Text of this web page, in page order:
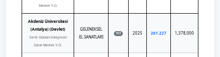
Meslek Y.O.
Akdeniz Üniversitesi
(Antalya) (Devlet)
Serik Gülsün-Süleyman
Süral Meslek Y.O.
GELENEKSEL
EL SANATLARI
TYT 2025 261.227 1,378,000